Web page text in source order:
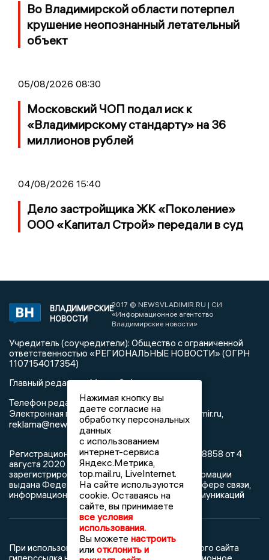
Во Владимирской области потерпел
крушение неопознанный летательный
объект
05/08/2026 08:30
Московский ЧОП подал иск к
«Владимирскому стандарту» на 36
миллионов рублей
04/08/2026 15:40
Дело застройщика ЖК «Поколение»
ООО «Капитал Строй» передали в суд
ВЛАДИМИРСКИЕ
НОВОСТИ
2017 © NEWSVLADIMIR.RU | СИ
«Информационное агентство
Владимирские новости»
Учредитель (соучредители): Общество с ограниченной
ответственностью «РЕГИОНАЛЬНЫЕ НОВОСТИ» (ОГРН
1107154017354)
Главный редактор: Мазов С. А.
Телефон редакции:8 (4922) 666916
Электронная почта редакции:info@newsvladimir.ru
reklama@newsvladimir.ru
Регистрационный номер: серия Эл № ФС77-78858 от 4
августа 2020 г. согласно выписке из реестра
зарегистрированных средств массовой информации
выдана Федеральной службой по надзору в сфере связи,
информационных технологий и массовых коммуникаций
При использовании любого материала с данного сайта
гиперссылка на Сетевое издание «Информационное
Нажимая кнопку вы
даете согласие на
обработку персональных
данных
с использованием
интернет-сервиса
Яндекс.Метрика,
top.mail.ru, LiveInternet.
На сайте используются
cookie. Оставаясь на
сайте, вы принимаете
все условия
использования.
Вы можете настроить
или отклонить и